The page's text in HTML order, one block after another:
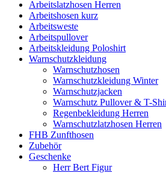
Arbeitslatzhosen Herren
Arbeitshosen kurz
Arbeitsweste
Arbeitspullover
Arbeitskleidung Poloshirt
Warnschutzkleidung
Warnschutzhosen
Warnschutzkleidung Winter
Warnschutzjacken
Warnschutz Pullover & T-
Regenbekleidung Herren
Warnschutzlatzhosen Herren
FHB Zunfthosen
Zubehör
Geschenke
Herr Bert Figur